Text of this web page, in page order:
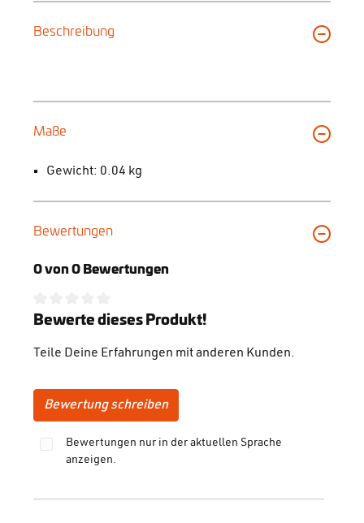
Beschreibung
Maße
Gewicht: 0.04 kg
Bewertungen
0 von 0 Bewertungen
Durchschnittliche Bewertung von 0 von 5 Sternen
Bewerte dieses Produkt!
Teile Deine Erfahrungen mit anderen Kunden.
Bewertung schreiben
Bewertungen nur in der aktuellen Sprache
anzeigen.